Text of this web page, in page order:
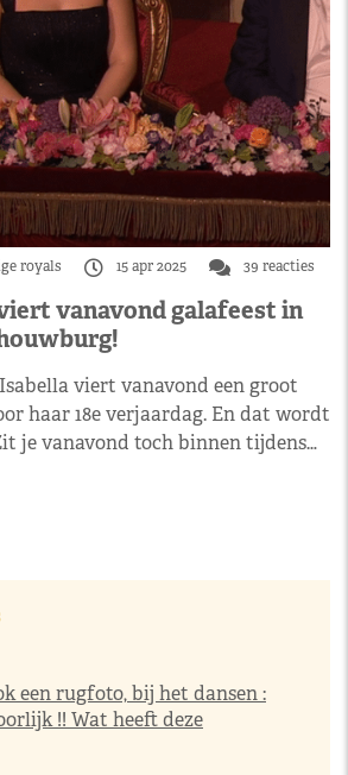
royals 15 apr 2025 39 reacties
vanavond galafeest in
viert vanavond een groot
haar 18e verjaardag. En dat wordt
je vanavond toch binnen tijdens…
een rugfoto, bij het dansen :
!! Wat heeft deze